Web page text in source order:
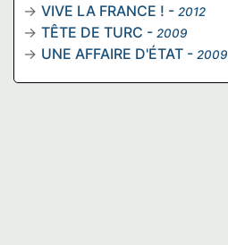
VIVE LA FRANCE ! - 2012
TÊTE DE TURC - 2009
UNE AFFAIRE D'ÉTAT - 2009